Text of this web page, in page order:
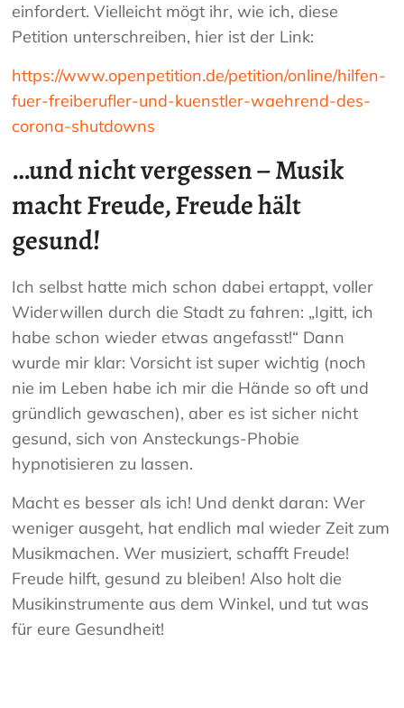
einfordert. Vielleicht mögt ihr, wie ich, diese
Petition unterschreiben, hier ist der Link:
https://www.openpetition.de/petition/online/hilfen-
fuer-freiberufler-und-kuenstler-waehrend-des-
corona-shutdowns
…und nicht vergessen – Musik
macht Freude, Freude hält
gesund!
Ich selbst hatte mich schon dabei ertappt, voller
Widerwillen durch die Stadt zu fahren: „Igitt, ich
habe schon wieder etwas angefasst!“ Dann
wurde mir klar: Vorsicht ist super wichtig (noch
nie im Leben habe ich mir die Hände so oft und
gründlich gewaschen), aber es ist sicher nicht
gesund, sich von Ansteckungs-Phobie
hypnotisieren zu lassen.
Macht es besser als ich! Und denkt daran: Wer
weniger ausgeht, hat endlich mal wieder Zeit zum
Musikmachen. Wer musiziert, schafft Freude!
Freude hilft, gesund zu bleiben! Also holt die
Musikinstrumente aus dem Winkel, und tut was
für eure Gesundheit!